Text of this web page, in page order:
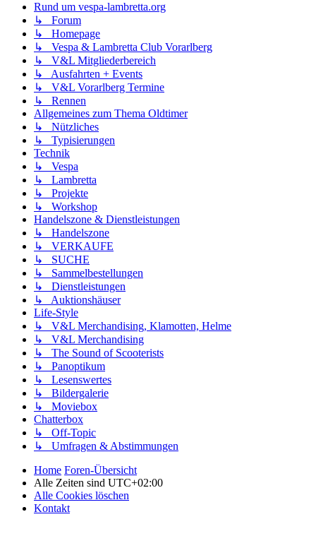
Rund um vespa-lambretta.org
↳ Forum
↳ Homepage
↳ Vespa & Lambretta Club Vorarlberg
↳ V&L Mitgliederbereich
↳ Ausfahrten + Events
↳ V&L Vorarlberg Termine
↳ Rennen
Allgemeines zum Thema Oldtimer
↳ Nützliches
↳ Typisierungen
Technik
↳ Vespa
↳ Lambretta
↳ Projekte
↳ Workshop
Handelszone & Dienstleistungen
↳ Handelszone
↳ VERKAUFE
↳ SUCHE
↳ Sammelbestellungen
↳ Dienstleistungen
↳ Auktionshäuser
Life-Style
↳ V&L Merchandising, Klamotten, Helme
↳ V&L Merchandising
↳ The Sound of Scooterists
↳ Panoptikum
↳ Lesenswertes
↳ Bildergalerie
↳ Moviebox
Chatterbox
↳ Off-Topic
↳ Umfragen & Abstimmungen
Home Foren-Übersicht
Alle Zeiten sind UTC+02:00
Alle Cookies löschen
Kontakt